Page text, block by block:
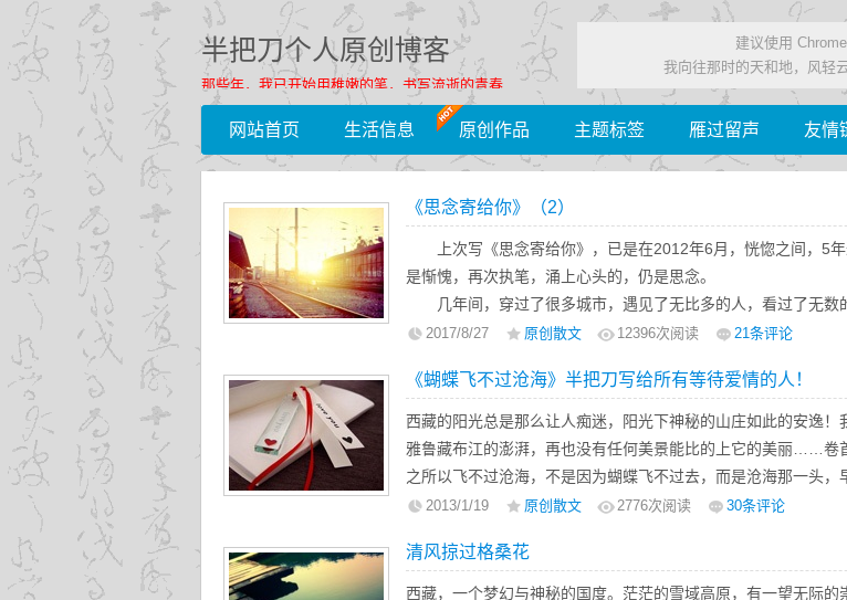
半把刀个人原创博客
那些年，我已开始用稚嫩的笔，书写流逝的青春……
建议使用
我向往那时的天和地，风轻
网站首页 生活信息 原创作品 主题标签 雁过留声 友情
《思念寄给你》（2）
上次写《思念寄给你》，已是在2012年6月，恍惚之间，5
是惭愧，再次执笔，涌上心头的，仍是思念。
几年间，穿过了很多城市，遇见了无比多的人，看过了无数
一直在路上。
念回家多陪陪你；感受过无数首扣人心弦的歌曲，却没有一首属
白了，世事总有无奈，生活诸多不如意；韶光流转，恍若隔世，
强的转身送别，仍似昨日，历历在目，却不知，这一别西风，又
2017/8/27 原创散文 12396次阅读 21条评论
《蝴蝶飞不过沧海》半把刀写给所有等待爱情的人！
西藏的阳光总是那么让人痴迷，阳光下神秘的山庄如此的安逸！
雅鲁藏布江的澎湃，再也没有任何美景能比的上它的美丽……卷
之所以飞不过沧海，不是因为蝴蝶飞不过去，而是沧海那一头，
等待！岁月轮回，时光荏苒；天涯那头，清风拂动你的秀发，如
寻，眼前无穷沧海，亦不愿流连；彼岸那头，花开半夏，盛开着
花香四溢，盈满苍穹。
2013/1/19 原创散文 2776次阅读 30条评论
清风掠过格桑花
西藏，一个梦幻与神秘的国度。茫茫的雪域高原，有一望无际的